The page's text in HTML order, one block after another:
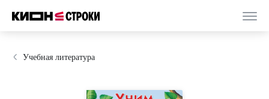
Учебная литература